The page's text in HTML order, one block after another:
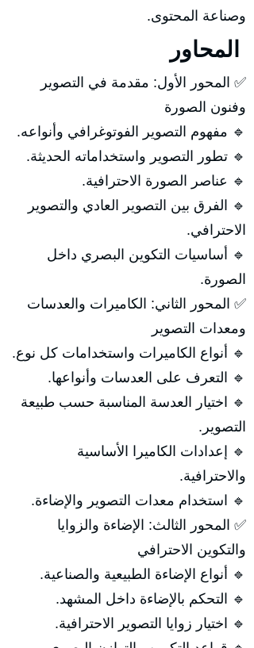
وصناعة المحتوى.
✅ المحور الأول: مقدمة في التصوير
وفنون الصورة
🔹 مفهوم التصوير الفوتوغرافي وأنواعه.
🔹 تطور التصوير واستخداماته الحديثة.
🔹 عناصر الصورة الاحترافية.
🔹 الفرق بين التصوير العادي والتصوير
الاحترافي.
🔹 أساسيات التكوين البصري داخل
الصورة.
✅ المحور الثاني: الكاميرات والعدسات
ومعدات التصوير
🔹 أنواع الكاميرات واستخدامات كل نوع.
🔹 التعرف على العدسات وأنواعها.
🔹 اختيار العدسة المناسبة حسب طبيعة
التصوير.
🔹 إعدادات الكاميرا الأساسية
والاحترافية.
🔹 استخدام معدات التصوير والإضاءة.
✅ المحور الثالث: الإضاءة والزوايا
والتكوين الاحترافي
🔹 أنواع الإضاءة الطبيعية والصناعية.
🔹 التحكم بالإضاءة داخل المشهد.
🔹 اختيار زوايا التصوير الاحترافية.